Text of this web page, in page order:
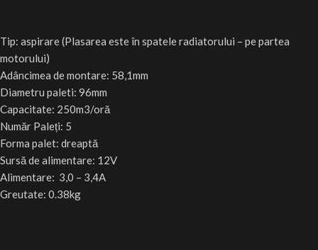
Tip: aspirare (Plasarea este în spatele radiatorului – pe partea
motorului)
Adâncimea de montare: 58,1mm
Diametru paleti: 96mm
Capacitate: 250m3/oră
Număr Paleți: 5
Forma palet: dreaptă
Sursă de alimentare: 12V
Alimentare: 3,0 – 3,4A
Greutate: 0.38kg